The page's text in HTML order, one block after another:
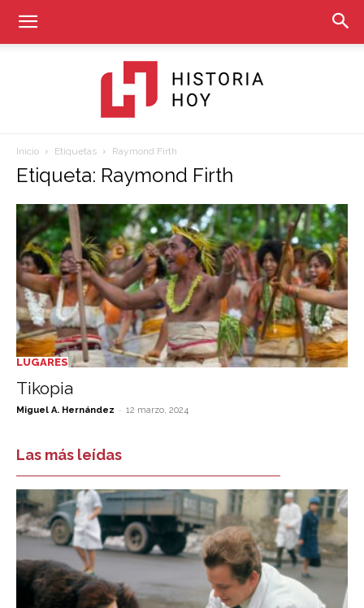
Hoy
Inicio Etiquetas Raymond Firth
Etiqueta: Raymond Firth
LUGARES
Tikopia
Miguel A. Hernández - 12 marzo, 2024
Las más leídas